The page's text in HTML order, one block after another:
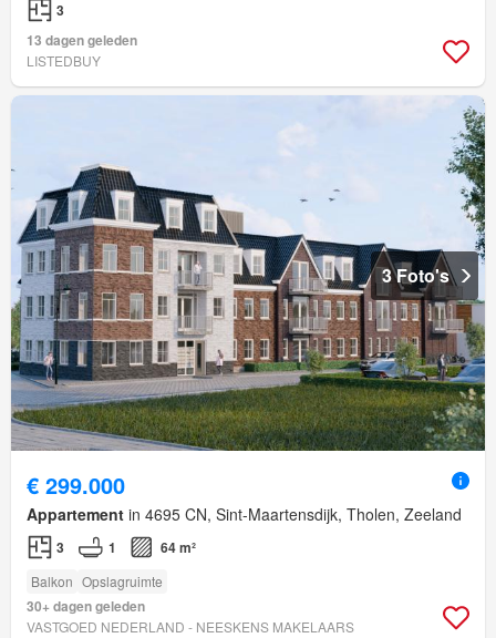
3
13 dagen geleden
LISTEDBUY
3 Foto's
€ 299.000
Appartement in 4695 CN, Sint-Maartensdijk, Tholen, Zeeland
3 1 64 m²
Balkon Opslagruimte
30+ dagen geleden
VASTGOED NEDERLAND - NEESKENS MAKELAARS